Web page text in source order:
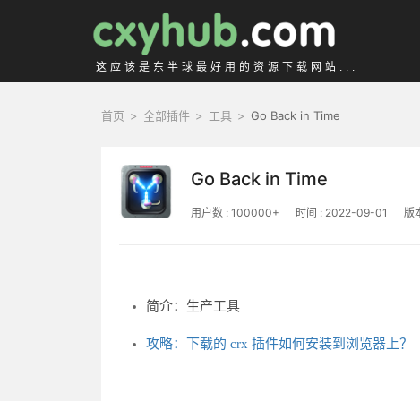
这应该是东半球最好用的资源下载网站...
首页 > 全部插件 > 工具 > Go Back in Time
Go Back in Time
用户数 : 100000+ 时间 : 2022-09-01 版
简介：生产工具
攻略：下载的 crx 插件如何安装到浏览器上？